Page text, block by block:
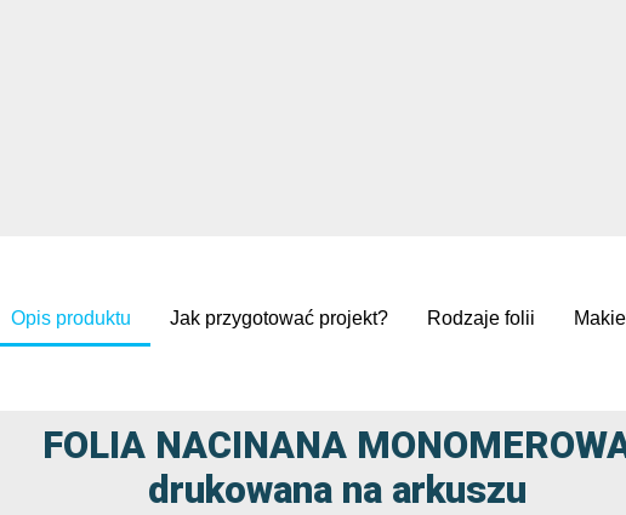
Opis produktu Jak przygotować projekt? Rodzaje folii
FOLIA NACINANA
drukowana na arkuszu